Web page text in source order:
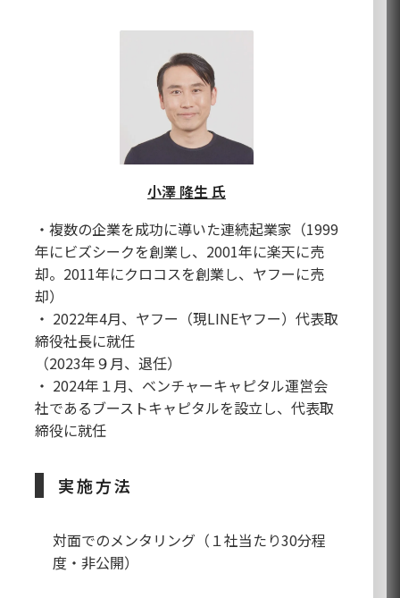
小澤 隆生 氏
・複数の企業を成功に導いた連続起業家（1999
年にビズシークを創業し、2001年に楽天に売
却。2011年にクロコスを創業し、ヤフーに売
却）
・ 2022年4月、ヤフー（現LINEヤフー）代表取
締役社長に就任
（2023年９月、退任）
・ 2024年１月、ベンチャーキャピタル運営会
社であるブーストキャピタルを設立し、代表取
締役に就任
実施方法
対面でのメンタリング（１社当たり30分程
度・非公開）